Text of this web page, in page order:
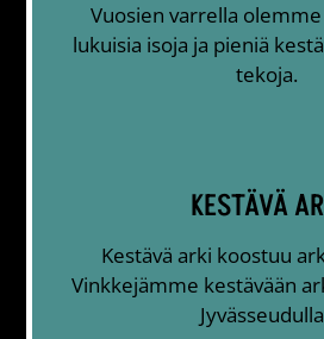
Vuosien varrella
lukuisia isoja ja pieniä
tekoja.
KESTÄVÄ
Kestävä arki koostuu
Vinkkejämme kestävään